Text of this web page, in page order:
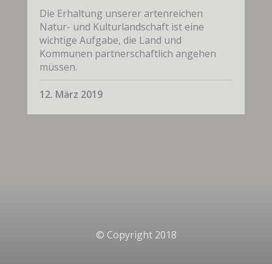
Die Erhaltung unserer artenreichen
Natur- und Kulturlandschaft ist eine
wichtige Aufgabe, die Land und
Kommunen partnerschaftlich angehen
müssen.
12. März 2019
© Copyright 2018